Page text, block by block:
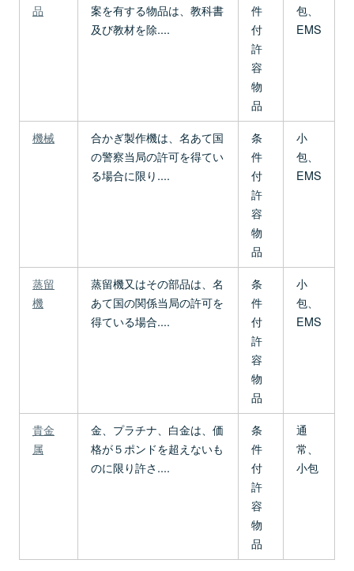
品
案を有する物品は、教科書
及び教材を除....
件
付
許
容
物
品
包、
EMS
機械
合かぎ製作機は、名あて国
の警察当局の許可を得てい
る場合に限り....
条
件
付
許
容
物
品
小
包、
EMS
蒸留
機
蒸留機又はその部品は、名
あて国の関係当局の許可を
得ている場合....
条
件
付
許
容
物
品
小
包、
EMS
貴金
属
金、プラチナ、白金は、価
格が５ポンドを超えないも
のに限り許さ....
条
件
付
許
容
物
品
通
常、
小包